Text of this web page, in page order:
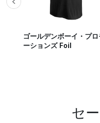
ゴールデンボーイ・プロ
ーションズ Foil
セ